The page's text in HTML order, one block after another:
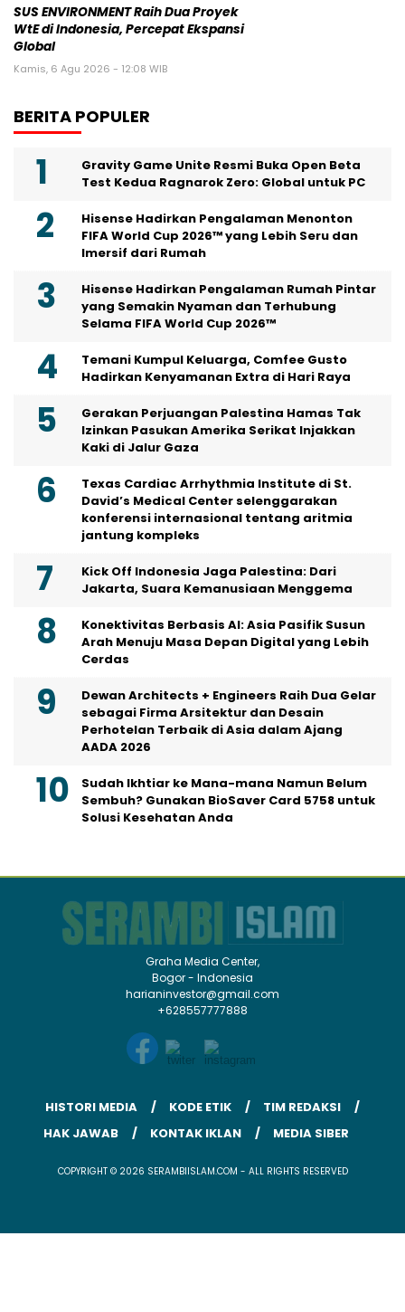
Gravity Game Unite Resmi Buka Open Beta
Imersif dari Rumah
yang Semakin Nyaman dan Terhubung
Selama FIFA World Cup 2026™
Temani Kumpul Keluarga, Comfee Gusto
Hadirkan Kenyamanan Extra di Hari Raya
Izinkan Pasukan Amerika Serikat Injakkan
Kaki di Jalur Gaza
David’s Medical Center selenggarakan
konferensi internasional tentang aritmia
Kick Off Indonesia Jaga Palestina: Dari
Jakarta, Suara Kemanusiaan Menggema
Konektivitas Berbasis AI: Asia Pasifik Susun
Arah Menuju Masa Depan Digital yang Lebih
Cerdas
sebagai Firma Arsitektur dan Desain
Perhotelan Terbaik di Asia dalam Ajang
Sudah Ikhtiar ke Mana-mana Namun Belum
Sembuh? Gunakan BioSaver Card 5758 untuk
Graha Media Center,
+628557777888
KODE ETIK
KONTAK IKLAN MEDIA SIBER
COPYRIGHT © 2026 SERAMBIISLAM.COM - ALL RIGHTS RESERVED